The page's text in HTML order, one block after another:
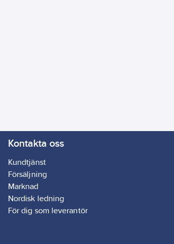
Kontakta oss
Kundtjänst
Försäljning
Marknad
Nordisk ledning
För dig som leverantör